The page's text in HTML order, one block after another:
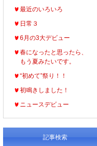
最近のいろいろ
日常３
6月の3大デビュー
春になったと思ったら、
もう夏みたいです。
“初めて”祭り！！
初鳴きしました！
ニュースデビュー
記事検索